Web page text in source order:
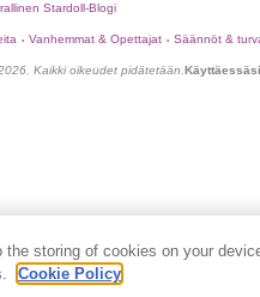
Stardoll-Blogi
• Vanhemmat & Opettajat • Säännöt &
Kaikki oikeudet pidätetään.
the storing of cookies on your
Cookie Policy